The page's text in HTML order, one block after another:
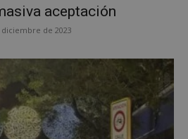
aceptación
de 2023